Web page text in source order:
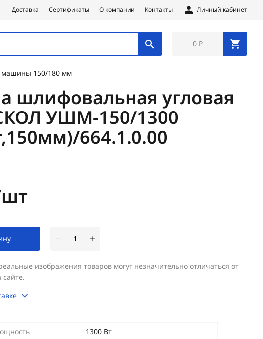
Доставка Сертификаты О компании Контакты Личный кабинет
0 ₽
машины 150/180 мм
шлифовальная угловая
УШМ-150/1300
664.1.0.00
шт
изображения товаров могут незначительно отличаться от
сайте.
1300 Вт